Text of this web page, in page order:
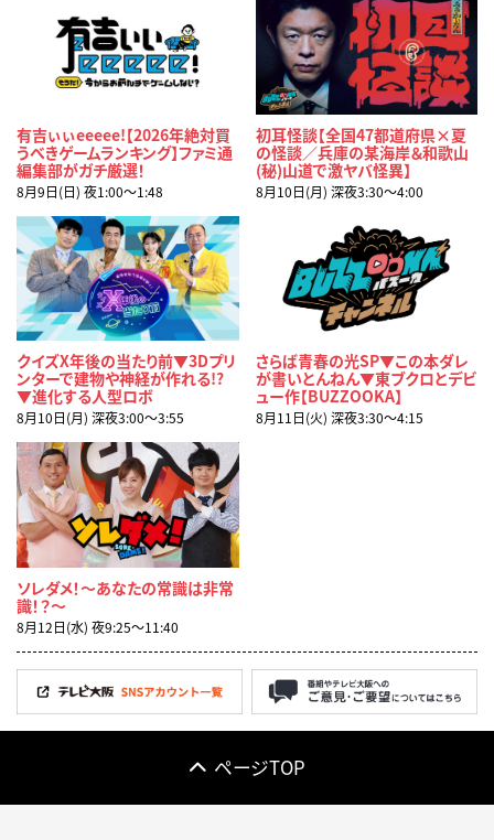
有吉ぃぃeeeee!【2026年絶対買
うべきゲームランキング】ファミ通
編集部がガチ厳選！
8月9日(日) 夜1:00〜1:48
初耳怪談【全国47都道府県×夏
の怪談／兵庫の某海岸＆和歌山
(秘)山道で激ヤバ怪異】
8月10日(月) 深夜3:30〜4:00
クイズX年後の当たり前▼3Dプリ
ンターで建物や神経が作れる!?
▼進化する人型ロボ
8月10日(月) 深夜3:00〜3:55
さらば青春の光SP▼この本ダレ
が書いとんねん▼東ブクロとデビ
ュー作【BUZZOOKA】
8月11日(火) 深夜3:30〜4:15
ソレダメ！～あなたの常識は非常
識！？～
8月12日(水) 夜9:25〜11:40
ページTOP